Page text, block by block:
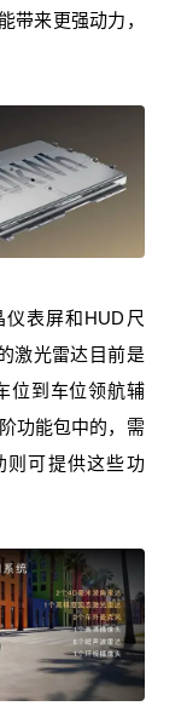
带来更强动力，
表屏和HUD尺
激光雷达目前是
位到车位领航辅
功能包中的，需
则可提供这些功